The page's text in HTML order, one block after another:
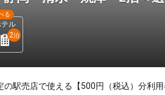
ル
る
2泊
の駅売店で使える【500円（税込）分利